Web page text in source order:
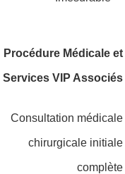
Procédure Médicale et
Services VIP Associés
Consultation médicale
chirurgicale initiale
complète